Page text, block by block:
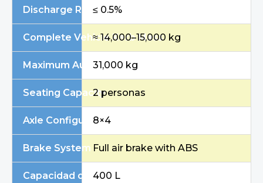
Discharge Residue Rate
≤ 0.5%
Complete Vehicle Kerb Mass
≈ 14,000–15,000 kg
Maximum Authorized Gross Mass
31,000 kg
Seating Capacity2 personas
Axle Configuration
8×4
Brake System Full air brake with ABS
Capacidad del depósito de combustible
400 L